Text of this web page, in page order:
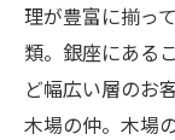
理が豊富に揃っ
類。銀座にある
ど幅広い層のお
木場の仲。木場